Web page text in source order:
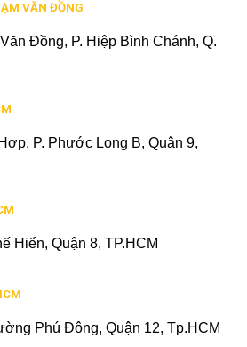
VĂN ĐỒNG
Đồng, P. Hiệp Bình Chánh, Q.
P. Phước Long B, Quận 9,
Hiển, Quận 8, TP.HCM
Phú Đông, Quận 12, Tp.HCM